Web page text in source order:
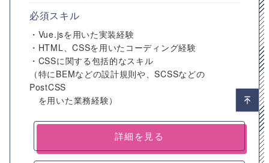
必須スキル
・Vue.jsを用いた実装経験
・HTML、CSSを用いたコーディング経験
・CSSに関する包括的なスキル
（特にBEMなどの設計規則や、SCSSなどの
PostCSS
を用いた業務経験）
詳細を見る